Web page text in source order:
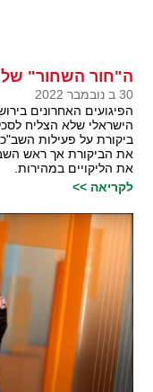
ה"חור השחור"
30 ב נובמבר 2022
הפיגועים האחרונים
הישראלי שלא הצליח
ביקורת על פעילות השב"כ
את הביקורת אך ראש
את הליקויים במהירות.
לקריאה >>